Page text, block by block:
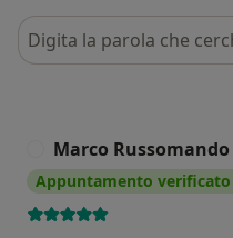
Cerca nelle recensioni
Marco Russomando
Appuntamento verificato